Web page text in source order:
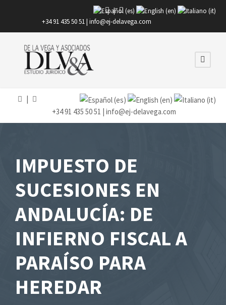
|
+34 91 435 50 51 | info@ej-delavega.com
+34 91 435 50 51 | info@ej-delavega.com
IMPUESTO DE
SUCESIONES EN
ANDALUCÍA: DE
INFIERNO FISCAL A
PARAÍSO PARA
HEREDAR